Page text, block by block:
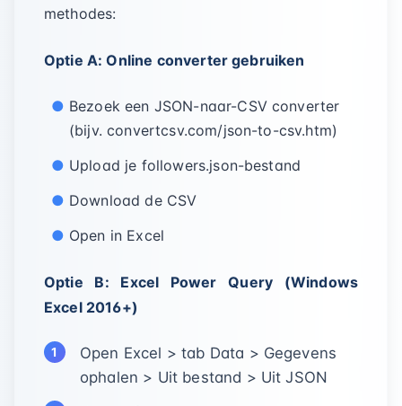
methodes:
Optie A: Online converter gebruiken
Bezoek een JSON-naar-CSV converter
(bijv. convertcsv.com/json-to-csv.htm)
Upload je followers.json-bestand
Download de CSV
Open in Excel
Optie B: Excel Power Query (Windows
Excel 2016+)
Open Excel > tab Data > Gegevens
ophalen > Uit bestand > Uit JSON